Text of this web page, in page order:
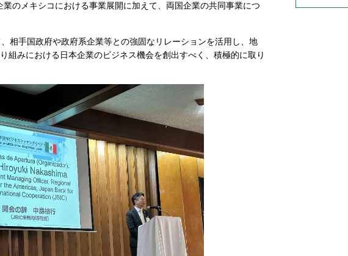
のメキシコにおける事業展開に加えて、両国企業の共同事業につ
相手国政府や政府系企業等との強固なリレーションを活用し、地
組みにおける日本企業のビジネス機会を創出すべく、積極的に取り